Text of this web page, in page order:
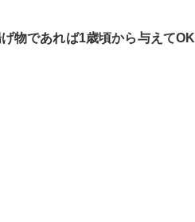
物であれば1歳頃から与えてOK